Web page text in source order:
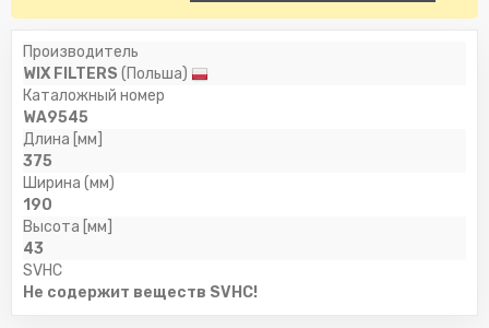
Производитель
WIX FILTERS (Польша)
Каталожный номер
WA9545
Длина [мм]
375
Ширина (мм)
190
Высота [мм]
43
SVHC
Не содержит веществ SVHC!